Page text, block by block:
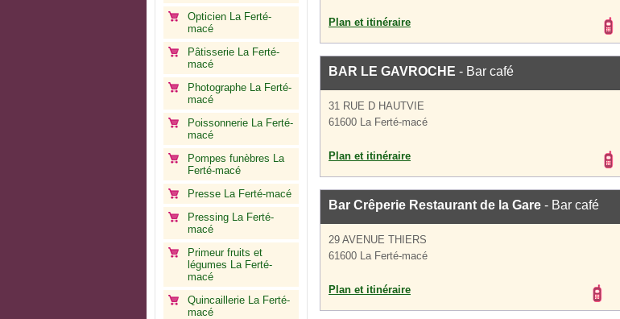
Opticien La Ferté-
macé
Pâtisserie La Ferté-
macé
Photographe La Ferté-
macé
Poissonnerie La Ferté-
macé
Pompes funèbres La
Ferté-macé
Presse La Ferté-macé
Pressing La Ferté-
macé
Primeur fruits et
légumes La Ferté-
macé
Quincaillerie La Ferté-
macé
Plan et itinéraire
BAR LE GAVROCHE - Bar café
31 RUE D HAUTVIE
61600 La Ferté-macé
Plan et itinéraire
Bar Crêperie Restaurant de la Gare - Bar café
29 AVENUE THIERS
61600 La Ferté-macé
Plan et itinéraire